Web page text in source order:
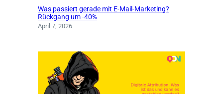
Was passiert gerade mit E-Mail-Marketing?
Rückgang um -40%
April 7, 2026